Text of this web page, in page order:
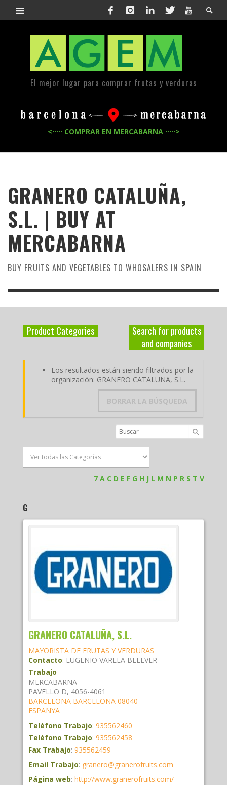
El mejor lugar para comprar frutas y verduras
<····· COMPRAR EN MERCABARNA ·····>
GRANERO CATALUÑA,
S.L. | BUY AT
MERCABARNA
BUY FRUITS AND VEGETABLES TO WHOSALERS IN SPAIN
Product Categories
Search for products
and companies
Los resultados están siendo filtrados por la
organización: GRANERO CATALUÑA, S.L.
BORRAR LA BÚSQUEDA
7 A C D E F G H J L M N P R S T V
G
GRANERO CATALUÑA, S.L.
MAYORISTA DE FRUTAS Y VERDURAS
Contacto: EUGENIO VARELA BELLVER
Trabajo
MERCABARNA
PAVELLO D, 4056-4061
BARCELONA BARCELONA 08040
ESPANYA
Teléfono Trabajo: 935562460
Teléfono Trabajo: 935562458
Fax Trabajo: 935562459
Email Trabajo: granero@granerofruits.com
Página web: http://www.granerofruits.com/